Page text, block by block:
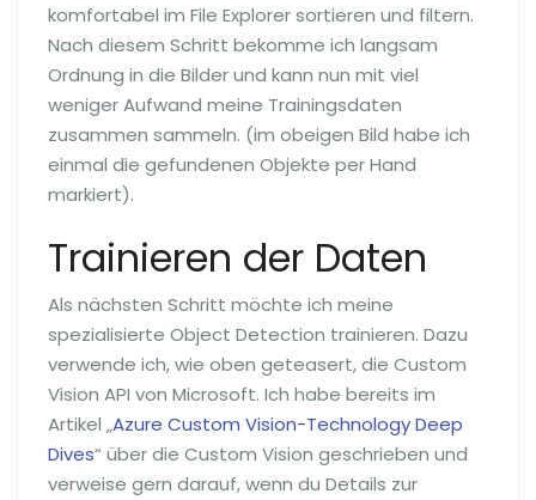
komfortabel im File Explorer sortieren und filtern.
Nach diesem Schritt bekomme ich langsam
Ordnung in die Bilder und kann nun mit viel
weniger Aufwand meine Trainingsdaten
zusammen sammeln. (im obeigen Bild habe ich
einmal die gefundenen Objekte per Hand
markiert).
Trainieren der Daten
Als nächsten Schritt möchte ich meine
spezialisierte Object Detection trainieren. Dazu
verwende ich, wie oben geteasert, die Custom
Vision API von Microsoft. Ich habe bereits im
Artikel „Azure Custom Vision-Technology Deep
Dives“ über die Custom Vision geschrieben und
verweise gern darauf, wenn du Details zur